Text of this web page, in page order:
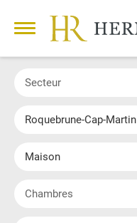
Secteur
Roquebrune-Cap-Martin
Maison
Chambres